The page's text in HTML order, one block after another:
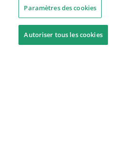
Paramètres des cookies
Autoriser tous les cookies